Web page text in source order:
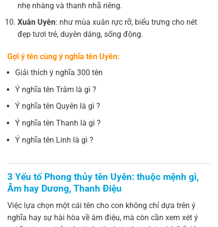
nhẹ nhàng và thanh nhã riêng.
Xuân Uyên: như mùa xuân rực rỡ, biểu trưng cho nét
đẹp tươi trẻ, duyên dáng, sống động.
Gợi ý tên cùng ý nghĩa tên Uyên:
Giải thích ý nghĩa 300 tên
Ý nghĩa tên Trâm là gì ?
Ý nghĩa tên Quyên là gì ?
Ý nghĩa tên Thanh là gì ?
Ý nghĩa tên Linh là gì ?
3 Yếu tố Phong thủy tên Uyên: thuộc mệnh gì,
Âm hay Dương, Thanh Điệu
Việc lựa chọn một cái tên cho con không chỉ dựa trên ý
nghĩa hay sự hài hòa về âm điệu, mà còn cần xem xét ý